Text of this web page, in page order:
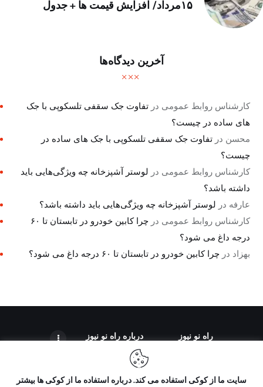
۱۵مرداد/ افزایش قیمت ها + جدول
آخرین دیدگاه‌ها
کارشناس روابط عمومی درتفاوت جک سقفی تلسکوپی با جک
های ساده در چیست؟
محسن درتفاوت جک سقفی تلسکوپی با جک های ساده در
چیست؟
کارشناس روابط عمومی در لوستر آشپزخانه چه ویژگی‌هایی باید
داشته باشد؟
عارفه در لوستر آشپزخانه چه ویژگی‌هایی باید داشته باشد؟
کارشناس روابط عمومی در
چرا کابین خودرو در تابستان تا ۶۰
درجه داغ می شود؟
بهزاد درچرا کابین خودرو در تابستان تا ۶۰ درجه داغ می شود؟
راه نو نیوز درباره راه‌ نو نیوز
سایت ما از کوکی استفاده می کند. درباره استفاده ما از کوکی ها بیشتر